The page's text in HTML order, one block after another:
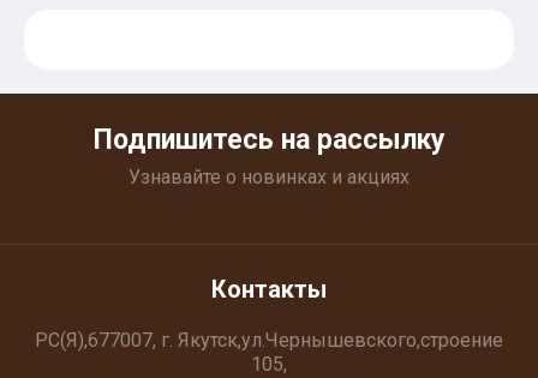
Подпишитесь на рассылку
Узнавайте о новинках и акциях
Контакты
РС(Я),677007, г. Якутск,ул.Чернышевского,строение
105,